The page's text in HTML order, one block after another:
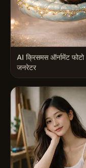
AI क्रिसमस ऑर्नामेंट फोटो
जनरेटर